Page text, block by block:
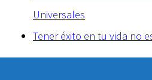
Universales
Tener éxito en tu vida no